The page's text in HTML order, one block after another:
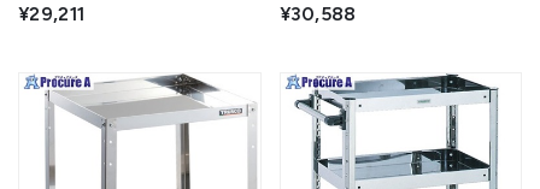
1台 ▼352-5333
¥29,211
360×360×H600 2段 CRB-632 1
¥30,588